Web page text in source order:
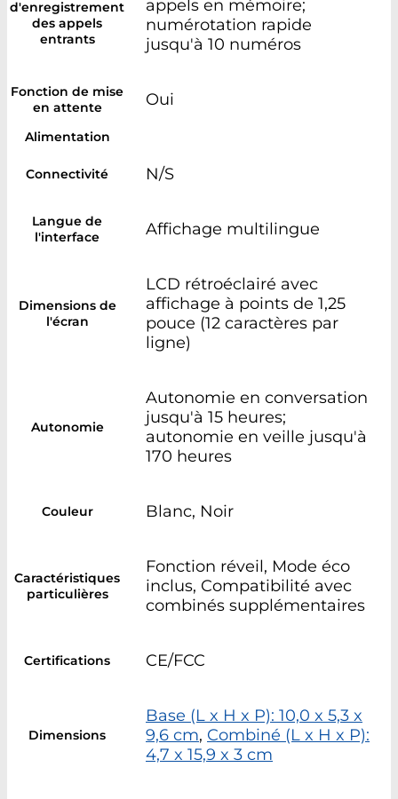
d'enregistrement
des appels
entrants
appels en mémoire;
numérotation rapide
jusqu'à 10 numéros
Fonction de mise
en attente
Oui
Alimentation
Connectivité N/S
Langue de
l'interface
Affichage multilingue
Dimensions de
l'écran
LCD rétroéclairé avec
affichage à points de 1,25
pouce (12 caractères par
ligne)
Autonomie
Autonomie en conversation
jusqu'à 15 heures;
autonomie en veille jusqu'à
170 heures
Couleur Blanc, Noir
Caractéristiques
particulières
Fonction réveil, Mode éco
inclus, Compatibilité avec
combinés supplémentaires
Certifications CE/FCC
Dimensions
Base (L x H x P): 10,0 x 5,3 x
9,6 cm, Combiné (L x H x P):
4,7 x 15,9 x 3 cm